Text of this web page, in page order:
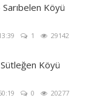
Köyü
1 29142
Köyü
0 20277